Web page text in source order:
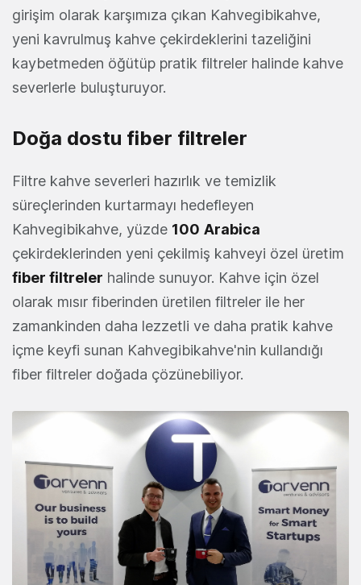
girişim olarak karşımıza çıkan Kahvegibikahve,
yeni kavrulmuş kahve çekirdeklerini tazeliğini
kaybetmeden öğütüp pratik filtreler halinde kahve
severlerle buluşturuyor.
Doğa dostu fiber filtreler
Filtre kahve severleri hazırlık ve temizlik
süreçlerinden kurtarmayı hedefleyen
Kahvegibikahve, yüzde 100 Arabica
çekirdeklerinden yeni çekilmiş kahveyi özel üretim
fiber filtreler halinde sunuyor. Kahve için özel
olarak mısır fiberinden üretilen filtreler ile her
zamankinden daha lezzetli ve daha pratik kahve
içme keyfi sunan Kahvegibikahve'nin kullandığı
fiber filtreler doğada çözünebiliyor.